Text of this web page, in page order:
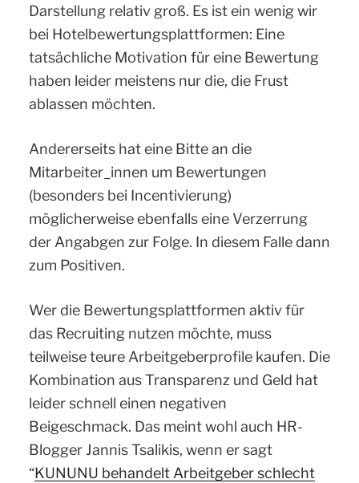
Darstellung relativ groß. Es ist ein wenig wir
bei Hotelbewertungsplattformen: Eine
tatsächliche Motivation für eine Bewertung
haben leider meistens nur die, die Frust
ablassen möchten.
Andererseits hat eine Bitte an die
Mitarbeiter_innen um Bewertungen
(besonders bei Incentivierung)
möglicherweise ebenfalls eine Verzerrung
der Angabgen zur Folge. In diesem Falle dann
zum Positiven.
Wer die Bewertungsplattformen aktiv für
das Recruiting nutzen möchte, muss
teilweise teure Arbeitgeberprofile kaufen. Die
Kombination aus Transparenz und Geld hat
leider schnell einen negativen
Beigeschmack. Das meint wohl auch HR-
Blogger Jannis Tsalikis, wenn er sagt
“KUNUNU behandelt Arbeitgeber schlecht